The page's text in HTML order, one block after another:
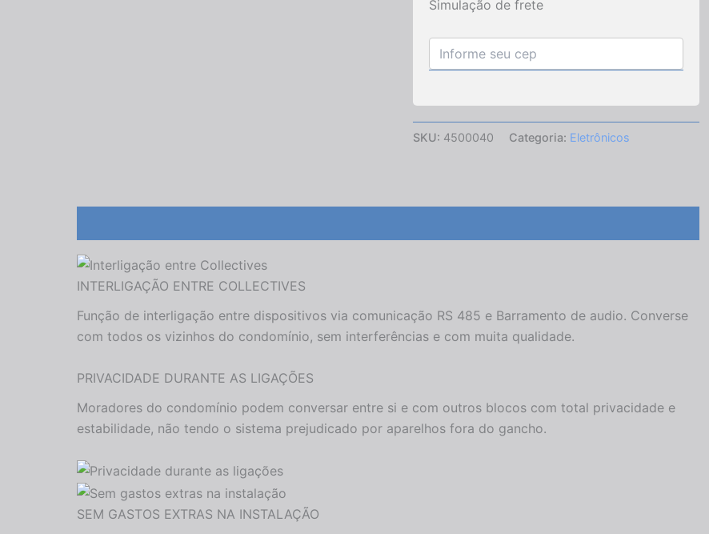
Simulação de frete
SKU: 4500040 Categoria: Eletrônicos
INTERLIGAÇÃO ENTRE COLLECTIVES
Função de interligação entre dispositivos via comunicação RS 485 e Barramento de audio. Converse
com todos os vizinhos do condomínio, sem interferências e com muita qualidade.
PRIVACIDADE DURANTE AS LIGAÇÕES
Moradores do condomínio podem conversar entre si e com outros blocos com total privacidade e
estabilidade, não tendo o sistema prejudicado por aparelhos fora do gancho.
SEM GASTOS EXTRAS NA INSTALAÇÃO